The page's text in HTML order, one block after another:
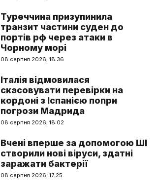
Туреччина призупинила
транзит частини суден до
портів рф через атаки в
Чорному морі
08 серпня 2026, 18:36
Італія відмовилася
скасовувати перевірки на
кордоні з Іспанією попри
погрози Мадрида
08 серпня 2026, 18:02
Вчені вперше за допомогою ШІ
створили нові віруси, здатні
заражати бактерії
08 серпня 2026, 17:25